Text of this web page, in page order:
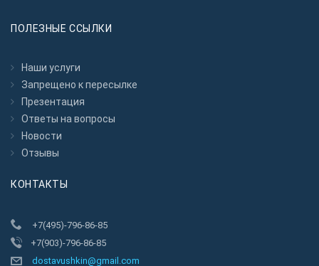
ПОЛЕЗНЫЕ ССЫЛКИ
Наши услуги
Запрещено к пересылкe
Презентация
Ответы на вопросы
Новости
Отзывы
КОНТАКТЫ
+7(495)-796-86-85
+7(903)-796-86-85
dostavushkin@gmail.com